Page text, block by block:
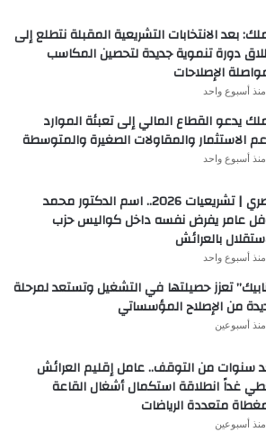
بعد الانتخابات التشريعية المقبلة نتطلع إلى
دورة تنموية جديدة لتحصين المكاسب
الإصلاحات
منذ أسبوع واحد
يدعو القطاع المالي إلى تعبئة الموارد
الاستثمار والمقاولات الصغيرة والمتوسطة
منذ أسبوع واحد
حصري | تشريعيات 2026.. اسم الدكتور محمد
عامر يفرض نفسه داخل كواليس حزب
بالعرائش
منذ أسبوع واحد
تعزز حصيلتها في التشغيل وتستعد لمرحلة
من الإصلاح المؤسساتي
منذ أسبوعين
سنوات من التوقف.. عامل إقليم العرائش
غداً انطلاقة استكمال أشغال القاعة
متعددة الرياضات
منذ أسبوعين